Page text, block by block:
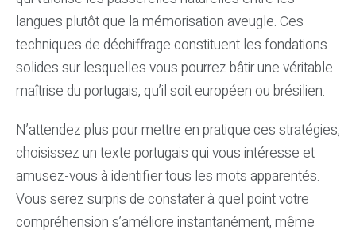
langues plutôt que la mémorisation aveugle. Ces
techniques de déchiffrage constituent les fondations
solides sur lesquelles vous pourrez bâtir une véritable
maîtrise du portugais, qu’il soit européen ou brésilien.
N’attendez plus pour mettre en pratique ces stratégies,
choisissez un texte portugais qui vous intéresse et
amusez-vous à identifier tous les mots apparentés.
Vous serez surpris de constater à quel point votre
compréhension s’améliore instantanément, même